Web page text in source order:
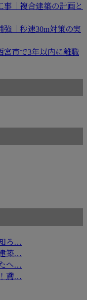
｜複合建築の計画と
強｜秒速30m対策の実
宮市で3年以内に離職
ろ…
築…
へ…
鳶…